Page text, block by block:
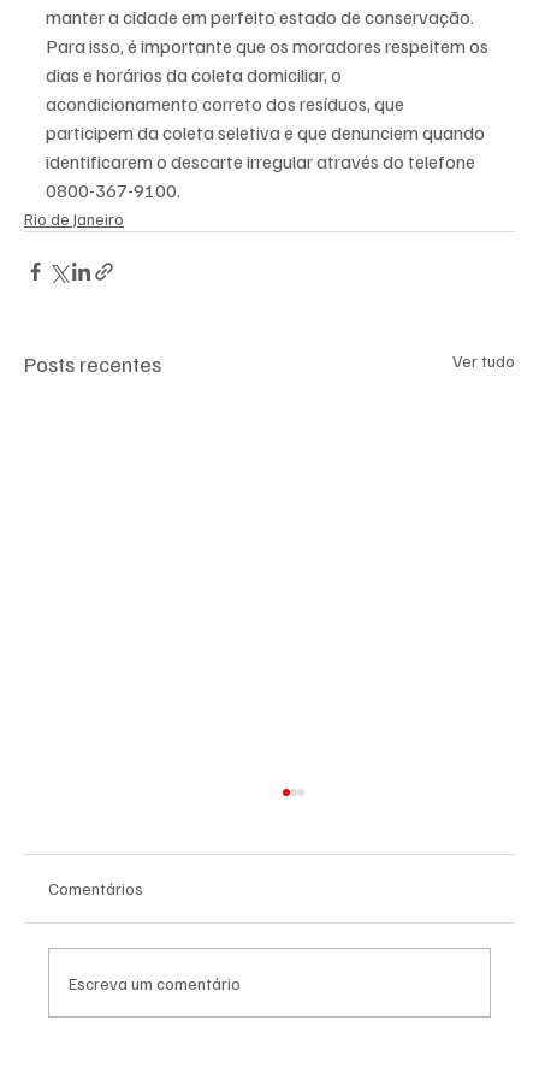
manter a cidade em perfeito estado de conservação.
Para isso, é importante que os moradores respeitem os
dias e horários da coleta domiciliar, o
acondicionamento correto dos resíduos, que
participem da coleta seletiva e que denunciem quando
identificarem o descarte irregular através do telefone
0800-367-9100.
Rio de Janeiro
Posts recentes Ver tudo
Comentários
Escreva um comentário